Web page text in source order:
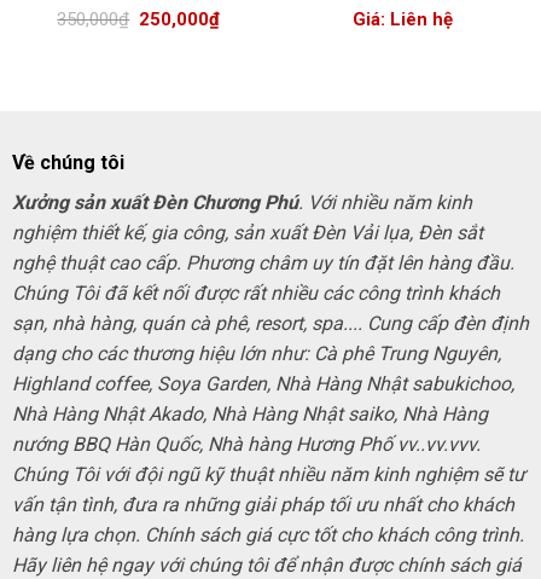
350,000₫ Giá
gốc
250,000₫Giá
hiện
Giá: Liên hệ
Về chúng tôi
Xưởng sản xuất Đèn Chương Phú. Với nhiều năm kinh
nghiệm thiết kế, gia công, sản xuất Đèn Vải lụa, Đèn sắt
nghệ thuật cao cấp. Phương châm uy tín đặt lên hàng đầu.
Chúng Tôi đã kết nối được rất nhiều các công trình khách
sạn, nhà hàng, quán cà phê, resort, spa.... Cung cấp đèn định
dạng cho các thương hiệu lớn như: Cà phê Trung Nguyên,
Highland coffee, Soya Garden, Nhà Hàng Nhật sabukichoo,
Nhà Hàng Nhật Akado, Nhà Hàng Nhật saiko, Nhà Hàng
nướng BBQ Hàn Quốc, Nhà hàng Hương Phố vv..vv.vvv.
Chúng Tôi với đội ngũ kỹ thuật nhiều năm kinh nghiệm sẽ tư
vấn tận tình, đưa ra những giải pháp tối ưu nhất cho khách
hàng lựa chọn. Chính sách giá cực tốt cho khách công trình.
Hãy liên hệ ngay với chúng tôi để nhận được chính sách giá